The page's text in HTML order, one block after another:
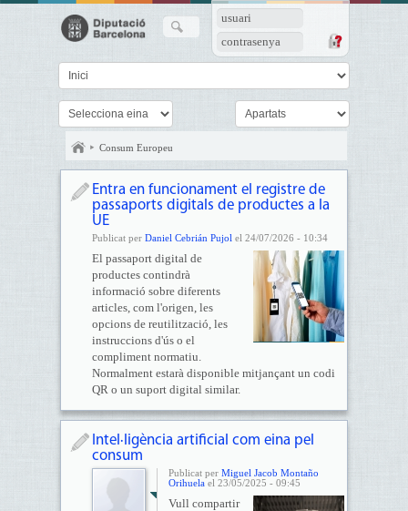
usuari
contrasenya
Consum Europeu
Entra en funcionament el registre de
passaports digitals de productes a la
UE
Publicat per Daniel Cebrián Pujol el 24/07/2026 - 10:34
El passaport digital de
productes contindrà
informació sobre diferents
articles, com l'origen, les
opcions de reutilització, les
instruccions d'ús o el
compliment normatiu.
Normalment estarà disponible mitjançant un codi
QR o un suport digital similar.
Intel·ligència artificial com eina pel
consum
Publicat per Miguel Jacob Montaño
Orihuelael 23/05/2025 - 09:45
Vull compartir